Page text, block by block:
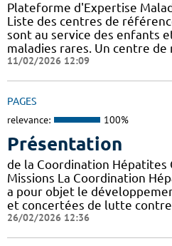
Plateforme d'Expertise
Liste des centres de
sont au service des enfants
maladies rares. Un centre
11/02/2026 12:09
PAGES
relevance: 100%
Présentation
de la Coordination Hépatites
Missions La Coordination
a pour objet le
et concertées de lutte
26/02/2026 12:36